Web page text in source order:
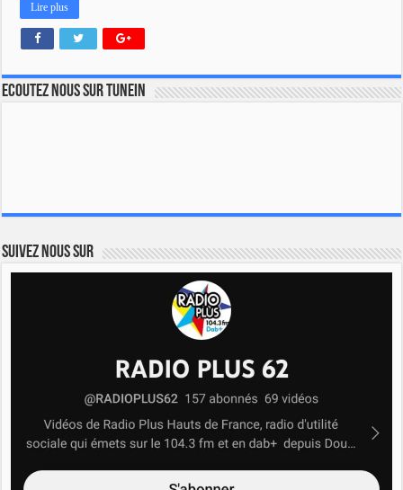
Lire plus
Ecoutez nous sur TuneIn
Suivez nous sur